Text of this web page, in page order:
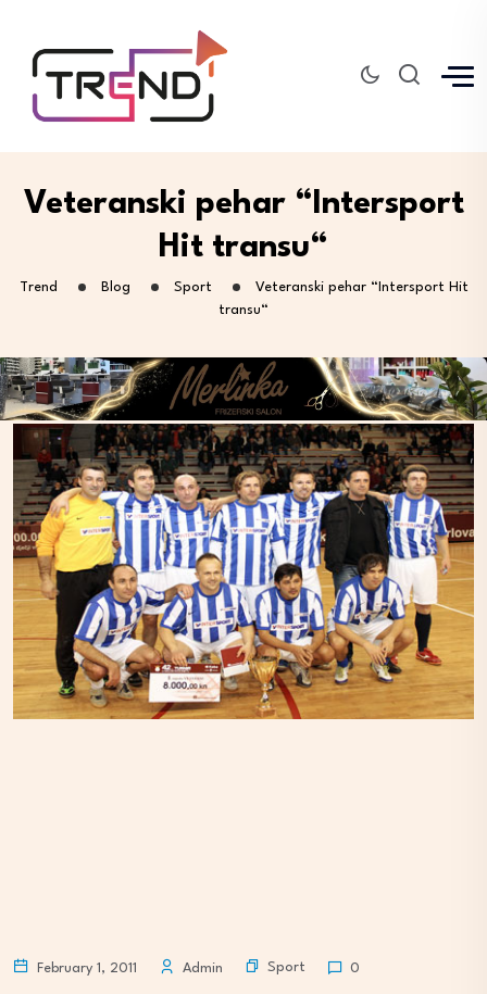
Veteranski pehar “Intersport
Hit transu“
Trend Blog Sport
Veteranski pehar “Intersport Hit
transu“
February 1, 2011 Admin Sport 0